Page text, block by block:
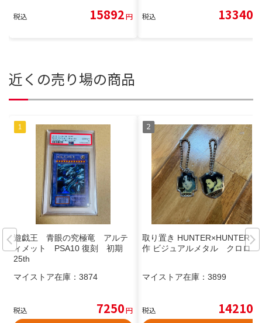
税込 15892円 税込 13340
近くの売り場の商品
遊戯王 青眼の究極竜 アルテ
ィメット PSA10 復刻 初期
25th
マイストア在庫： 3874
税込 7250円
取り置き HUNTER×HUNTER 旧
作 ビジュアルメタル クロロ
マイストア在庫： 3899
税込 14210